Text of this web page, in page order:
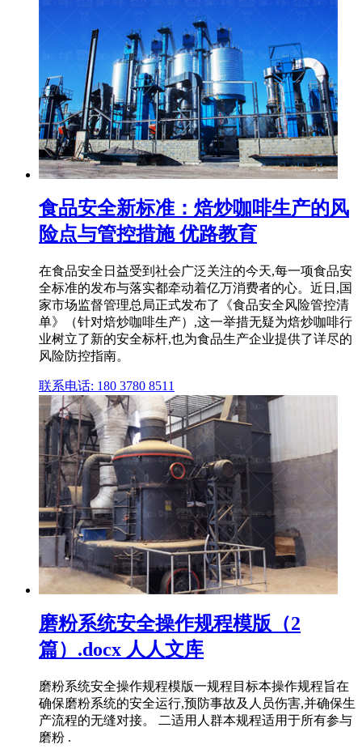
食品安全新标准：焙炒咖啡生产的风
险点与管控措施 优路教育
在食品安全日益受到社会广泛关注的今天,每一项食品安
全标准的发布与落实都牵动着亿万消费者的心。近日,国
家市场监督管理总局正式发布了《食品安全风险管控清
单》（针对焙炒咖啡生产）,这一举措无疑为焙炒咖啡行
业树立了新的安全标杆,也为食品生产企业提供了详尽的
风险防控指南。
联系电话: 180 3780 8511
磨粉系统安全操作规程模版（2
篇）.docx 人人文库
磨粉系统安全操作规程模版一规程目标本操作规程旨在
确保磨粉系统的安全运行,预防事故及人员伤害,并确保生
产流程的无缝对接。 二适用人群本规程适用于所有参与
磨粉 .